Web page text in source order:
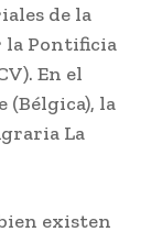
de la
la Pontificia
En el
la
La
existen